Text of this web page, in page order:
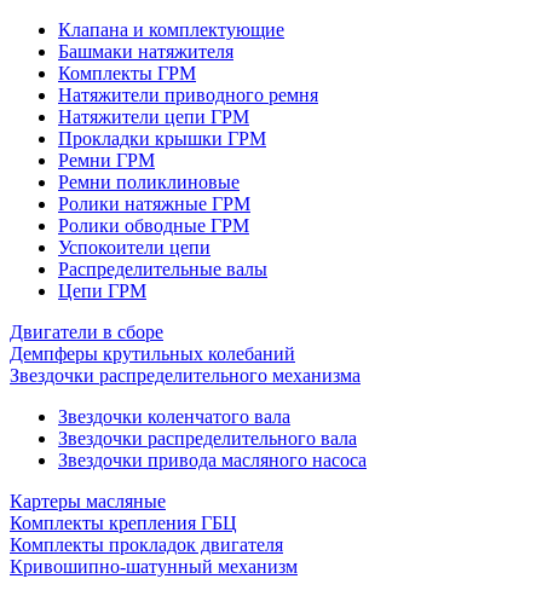
Клапана и комплектующие
Башмаки натяжителя
Комплекты ГРМ
Натяжители приводного ремня
Натяжители цепи ГРМ
Прокладки крышки ГРМ
Ремни ГРМ
Ремни поликлиновые
Ролики натяжные ГРМ
Ролики обводные ГРМ
Успокоители цепи
Распределительные валы
Цепи ГРМ
Двигатели в сборе
Демпферы крутильных колебаний
Звездочки распределительного механизма
Звездочки коленчатого вала
Звездочки распределительного вала
Звездочки привода масляного насоса
Картеры масляные
Комплекты крепления ГБЦ
Комплекты прокладок двигателя
Кривошипно-шатунный механизм